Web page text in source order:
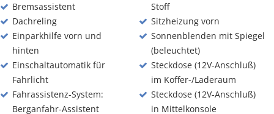
Bremsassistent
Dachreling
Einparkhilfe vorn und
hinten
Einschaltautomatik für
Fahrlicht
Fahrassistenz-System:
Berganfahr-Assistent
Stoff
Sitzheizung vorn
Sonnenblenden mit Spiegel
(beleuchtet)
Steckdose (12V-Anschluß)
im Koffer-/Laderaum
Steckdose (12V-Anschluß)
in Mittelkonsole